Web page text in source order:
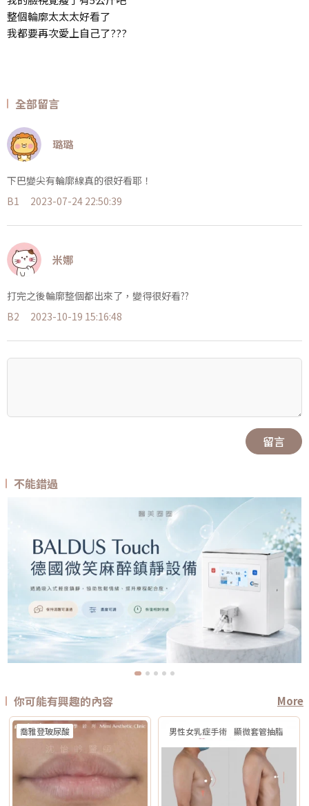
整個輪廓太太太好看了
我都要再次愛上自己了???
全部留言
璐璐
下巴變尖有輪廓線真的很好看耶！
B1
2023-07-24 22:50:39
米娜
打完之後輪廓整個都出來了，變得很好看??
B2
2023-10-19 15:16:48
留言
不能錯過
你可能有興趣的內容 More
喬雅登玻尿酸 男性女乳症手術 顯微套管抽脂